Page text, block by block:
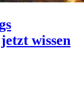
wissen